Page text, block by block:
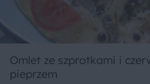
Omlet ze szprotkami i
pieprzem